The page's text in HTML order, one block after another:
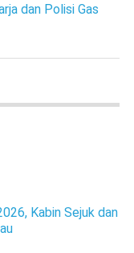
dan Polisi Gas
Kabin Sejuk dan